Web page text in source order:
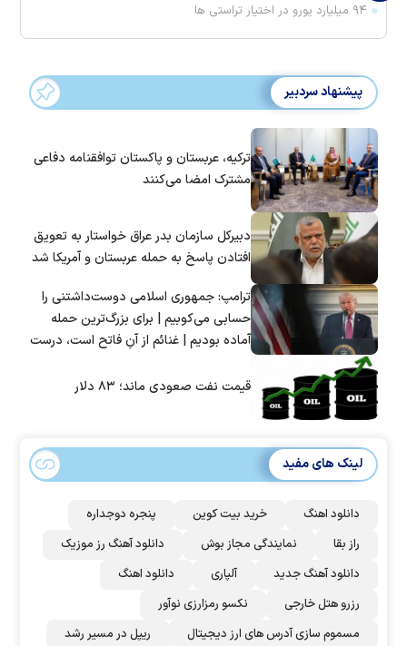
۹۴ میلیارد یورو در اختیار تراستی ها
پیشنهاد سردبیر
ترکیه، عربستان و پاکستان توافقنامه دفاعی
مشترک امضا می‌کنند
دبیرکل سازمان بدر عراق خواستار به تعویق
افتادن پاسخ به حمله عربستان و آمریکا شد
ترامپ: جمهوری اسلامی دوست‌داشتنی را
حسابی می‌کوبیم | برای بزرگ‌ترین حمله
آماده بودیم | غنائم از آنِ فاتح است، درست
قیمت نفت صعودی ماند؛ ۸۳ دلار
لینک های مفید
دانلود اهنگ خرید بیت کوین
پنجره دوجداره
راز بقا
نمایندگی مجاز بوش
دانلود آهنگ رز‌ موزیک
دانلود آهنگ جدید
آلپاری
دانلود اهنگ
رزرو هتل خارجی
نکسو رمزارزی نوآور
مسموم سازی آدرس های ارز دیجیتال
ریپل در مسیر رشد